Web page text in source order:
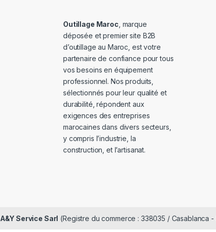
Outillage Maroc , marque
déposée et premier site B2B
d’outillage au Maroc, est votre
partenaire de confiance pour tous
vos besoins en équipement
professionnel. Nos produits,
sélectionnés pour leur qualité et
durabilité, répondent aux
exigences des entreprises
marocaines dans divers secteurs,
y compris l’industrie, la
construction, et l’artisanat.
A&Y Service Sarl (Registre du commerce : 338035 / Casablanca -